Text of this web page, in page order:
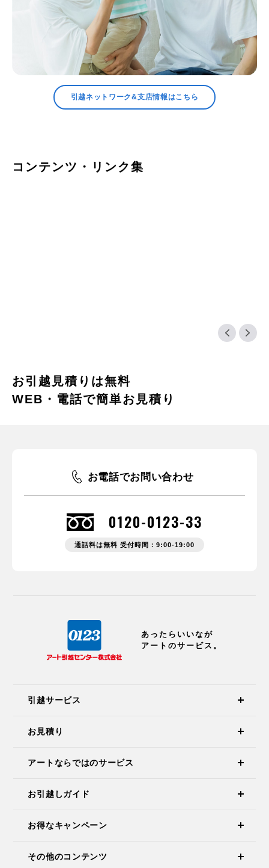
保育施設運営会社アートチャイルドケアが睡眠記録アプリ『ぐっ
ぱ！』を配信開始
お知らせ
『第11回 アート引越技術コンテスト』を開催 東京ブロック代表が優
勝！！
お知らせ
引越経験者に聞いた物価高における生活スタイル調査レポートをリリ
ースしました。
2025.01 グループ情報
保育施設運営会社アートチャイルドケアが一般向けに「0123子ども
給等に関する協定」を2024年11月20日に締結。
引越ネットワーク&支店情報はこちら
コンテンツ・リンク集
山形市と包括連携協定を締
お引越見積りは無料
WEB・電話で簡単お見積り
お電話でお問い合わせ
0120-0123-33
通話料は無料 受付時間：9:00-19:00
あったらいいなが
アートのサービス。
引越サービス
お見積り
アートならではのサービス
お引越しガイド
お得なキャンペーン
その他のコンテンツ